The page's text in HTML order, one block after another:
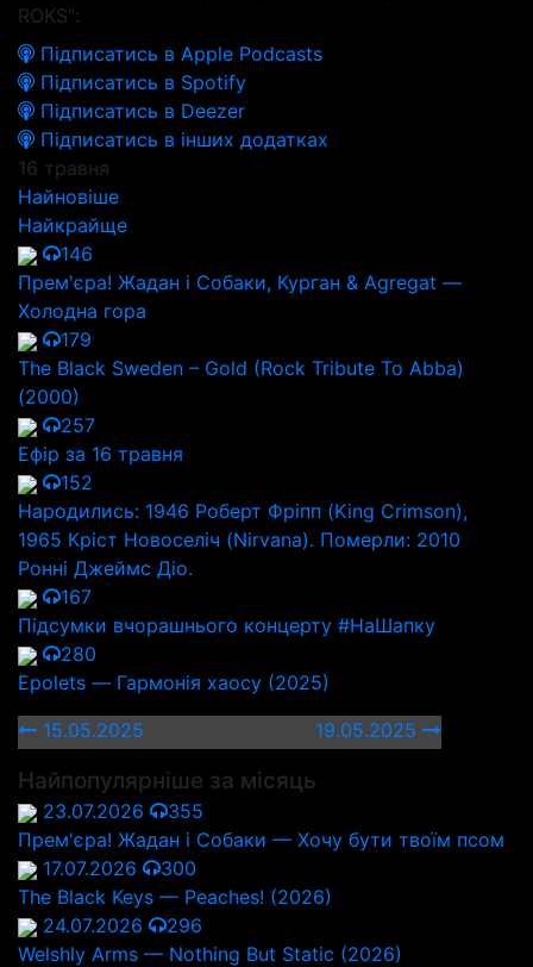
ROKS":
Підписатись в Apple Podcasts
Підписатись в Spotify
Підписатись в Deezer
Підписатись в інших додатках
16 травня
Найновіше
Найкрайще
146
Прем'єра! Жадан і Собаки, Курган & Agregat —
Холодна гора
179
The Black Sweden – Gold (Rock Tribute To Abba)
(2000)
257
Ефір за 16 травня
152
Народились: 1946 Роберт Фріпп (King Crimson),
1965 Кріст Новоселіч (Nirvana). Померли: 2010
Ронні Джеймс Діо.
167
Підсумки вчорашнього концерту #НаШапку
280
Epolets — Гармонія хаосу (2025)
15.05.2025
19.05.2025
Найпопулярніше за місяць
23.07.2026
355
Прем'єра! Жадан і Собаки — Хочу бути твоїм псом
17.07.2026
300
The Black Keys — Peaches! (2026)
24.07.2026
296
Welshly Arms — Nothing But Static (2026)